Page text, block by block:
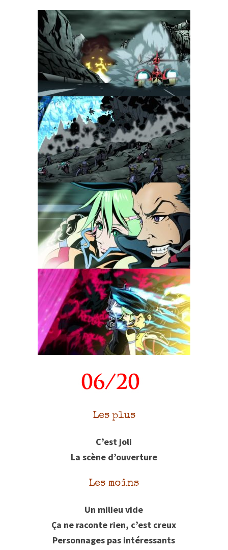
Les plus
C’est joli
La scène d’ouverture
Les moins
Un milieu vide
Ça ne raconte rien, c’est creux
Personnages pas intéressants